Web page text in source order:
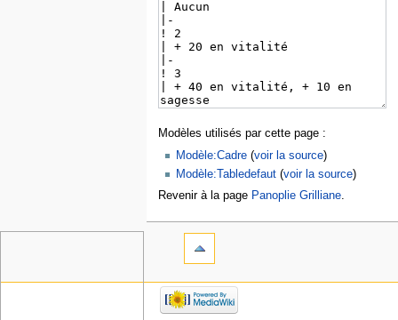
Modèles utilisés par cette page :
Modèle:Cadre (voir la source)
Modèle:Tabledefaut (voir la source)
Revenir à la page Panoplie Grilliane.